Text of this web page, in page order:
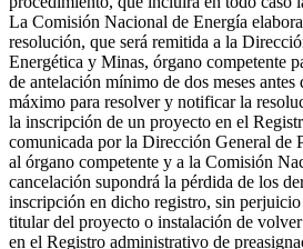
La Comisión Nacional de Energía
resolución, que será remitida a la
Energética y Minas, órgano competente
de antelación mínimo de dos meses
máximo para resolver y notificar la
la inscripción de un proyecto en el
comunicada por la Dirección General de
al órgano competente y a la Comisión
cancelación supondrá la pérdida de los
inscripción en dicho registro, sin
titular del proyecto o instalación de
en el Registro administrativo de